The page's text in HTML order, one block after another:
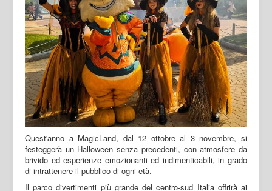
Quest'anno a MagicLand, dal 12 ottobre al 3 novembre, si
festeggerà un Halloween senza precedenti, con atmosfere da
brivido ed esperienze emozionanti ed indimenticabili, in grado
di intrattenere il pubblico di ogni età.
Il parco divertimenti più grande del centro-sud Italia offrirà ai